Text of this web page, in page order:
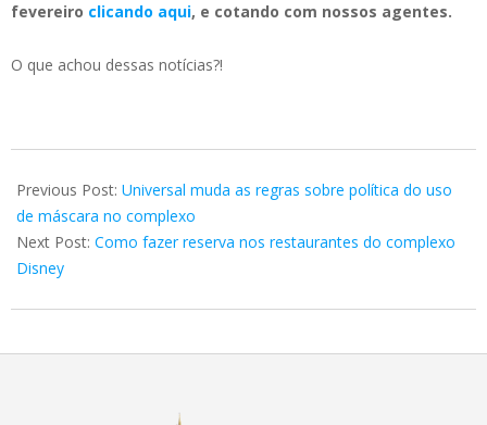
fevereiro clicando aqui, e cotando com nossos agentes.
O que achou dessas notícias?!
02-
17
Previous Post: Universal muda as regras sobre política do uso
de máscara no complexo
Next Post: Como fazer reserva nos restaurantes do complexo
Disney